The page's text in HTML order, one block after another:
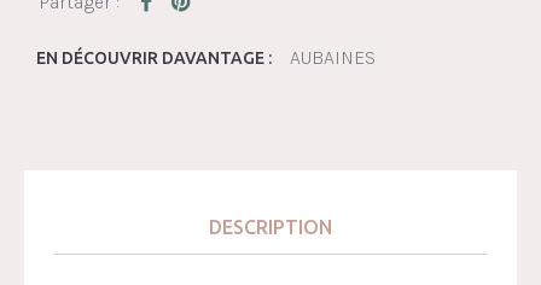
EN DÉCOUVRIR DAVANTAGE : AUBAINES
DESCRIPTION